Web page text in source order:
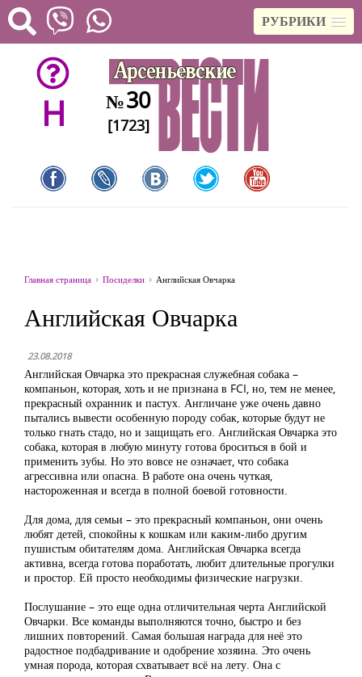
РУБРИКИ
H №30
[1723]
Главная страница Посиделки Английская Овчарка
Английская Овчарка
23.08.2018
Английская Овчарка это прекрасная служебная собака –
компаньон, которая, хоть и не признана в FCI, но, тем не менее,
прекрасный охранник и пастух. Англичане уже очень давно
пытались вывести особенную породу собак, которые будут не
только гнать стадо, но и защищать его. Английская Овчарка это
собака, которая в любую минуту готова броситься в бой и
применить зубы. Но это вовсе не означает, что собака
агрессивна или опасна. В работе она очень чуткая,
настороженная и всегда в полной боевой готовности.
Для дома, для семьи – это прекрасный компаньон, они очень
любят детей, спокойны к кошкам или каким-либо другим
пушистым обитателям дома. Английская Овчарка всегда
активна, всегда готова поработать, любит длительные прогулки
и простор. Ей просто необходимы физические нагрузки.
Послушание – это еще одна отличительная черта Английской
Овчарки. Все команды выполняются точно, быстро и без
лишних повторений. Самая большая награда для неё это
радостное подбадривание и одобрение хозяина. Это очень
умная порода, которая схватывает всё на лету. Она с